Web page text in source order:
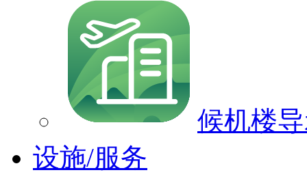
候机楼
设施/服务